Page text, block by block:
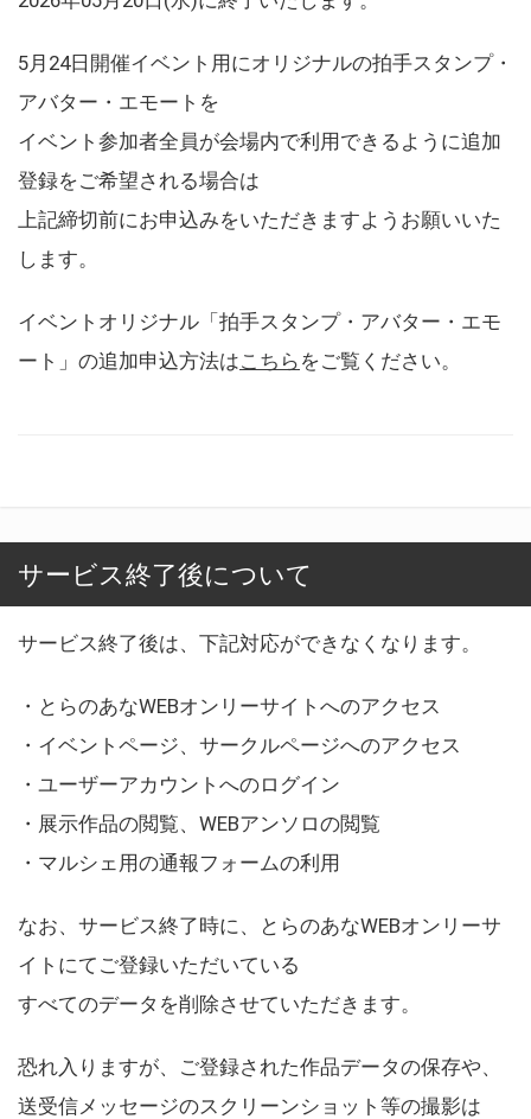
5月24日開催イベント用にオリジナルの拍手スタンプ・
アバター・エモートを
イベント参加者全員が会場内で利用できるように追加
登録をご希望される場合は
上記締切前にお申込みをいただきますようお願いいた
します。
イベントオリジナル「拍手スタンプ・アバター・エモ
ート」の追加申込方法はこちら をご覧ください。
サービス終了後について
サービス終了後は、下記対応ができなくなります。
・とらのあなWEBオンリーサイトへのアクセス
・イベントページ、サークルページへのアクセス
・ユーザーアカウントへのログイン
・展示作品の閲覧、WEBアンソロの閲覧
・マルシェ用の通報フォームの利用
なお、サービス終了時に、とらのあなWEBオンリーサ
イトにてご登録いただいている
すべてのデータを削除させていただきます。
恐れ入りますが、ご登録された作品データの保存や、
送受信メッセージのスクリーンショット等の撮影は